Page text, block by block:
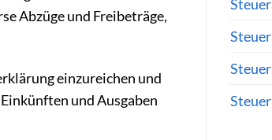
Abzüge und Freibeträge,
einzureichen und
und Ausgaben